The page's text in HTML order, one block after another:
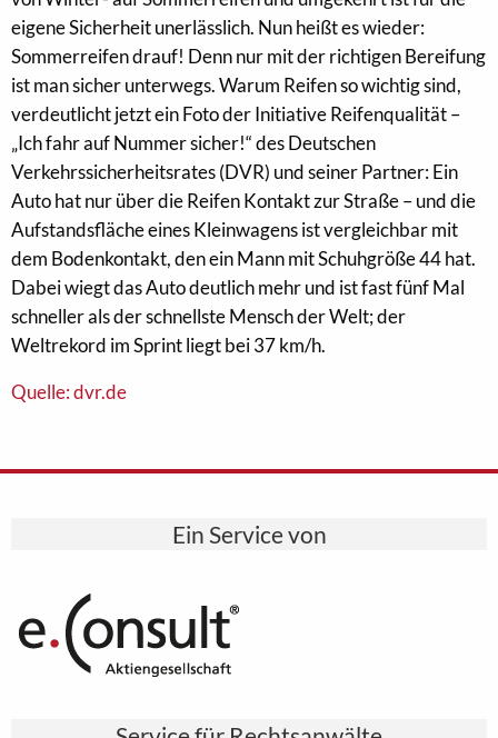
eigene Sicherheit unerlässlich. Nun heißt es wieder:
Sommerreifen drauf! Denn nur mit der richtigen Bereifung
ist man sicher unterwegs. Warum Reifen so wichtig sind,
verdeutlicht jetzt ein Foto der Initiative Reifenqualität –
„Ich fahr auf Nummer sicher!“ des Deutschen
Verkehrssicherheitsrates (DVR) und seiner Partner: Ein
Auto hat nur über die Reifen Kontakt zur Straße – und die
Aufstandsfläche eines Kleinwagens ist vergleichbar mit
dem Bodenkontakt, den ein Mann mit Schuhgröße 44 hat.
Dabei wiegt das Auto deutlich mehr und ist fast fünf Mal
schneller als der schnellste Mensch der Welt; der
Weltrekord im Sprint liegt bei 37 km/h.
Quelle: dvr.de
Ein Service von